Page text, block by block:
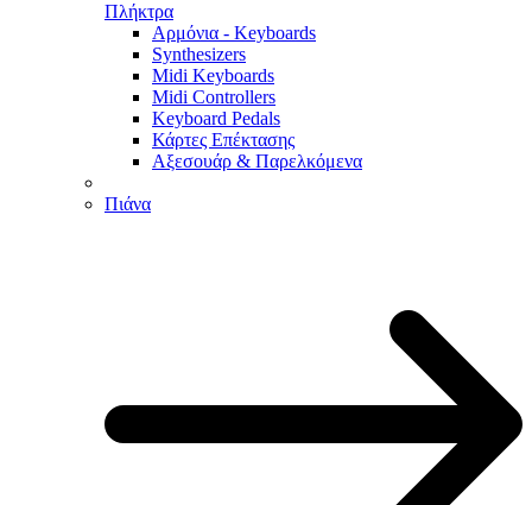
Πλήκτρα
Αρμόνια - Keyboards
Synthesizers
Midi Keyboards
Midi Controllers
Keyboard Pedals
Κάρτες Επέκτασης
Αξεσουάρ & Παρελκόμενα
Πιάνα